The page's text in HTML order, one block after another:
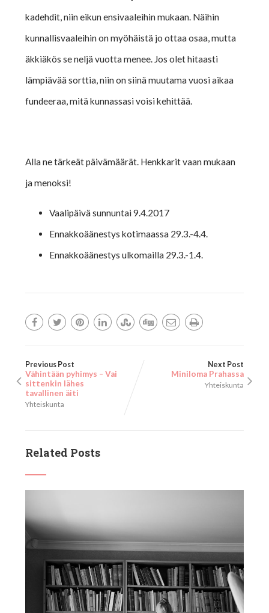
kadehdit, niin eikun ensivaaleihin mukaan. Näihin
kunnallisvaaleihin on myöhäistä jo ottaa osaa, mutta
äkkiäkös se neljä vuotta menee. Jos olet hitaasti
lämpiävää sorttia, niin on siinä muutama vuosi aikaa
fundeeraa, mitä kunnassasi voisi kehittää.
Alla ne tärkeät päivämäärät. Henkkarit vaan mukaan
ja menoksi!
Vaalipäivä sunnuntai 9.4.2017
Ennakkoäänestys kotimaassa 29.3.-4.4.
Ennakkoäänestys ulkomailla 29.3.-1.4.
Previous Post
Vähintään pyhimys – Vai
sittenkin lähes
tavallinen äiti
Yhteiskunta
Next Post
Miniloma Prahassa
Yhteiskunta
Related Posts